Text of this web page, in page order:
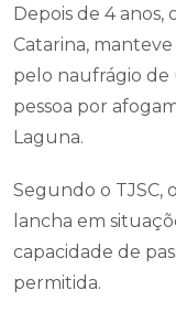
Depois de 4
Catarina,
pelo naufrágio
pessoa por
Laguna.
Segundo o TJSC,
lancha em
capacidade de
permitida.